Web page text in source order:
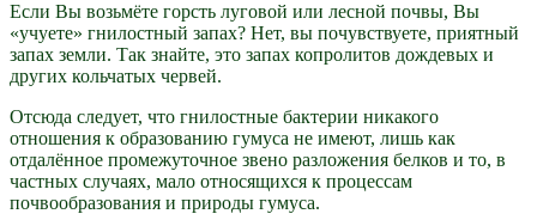
Если Вы возьмёте горсть луговой или лесной почвы, Вы
«учуете» гнилостный запах? Нет, вы почувствуете, приятный
запах земли. Так знайте, это запах копролитов дождевых и
других кольчатых червей.
Отсюда следует, что гнилостные бактерии никакого
отношения к образованию гумуса не имеют, лишь как
отдалённое промежуточное звено разложения белков и то, в
частных случаях, мало относящихся к процессам
почвообразования и природы гумуса.